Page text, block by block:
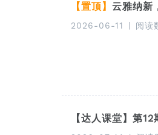
【置顶】 云雅纳新
2026-06-11 阅读
【达人课堂】第